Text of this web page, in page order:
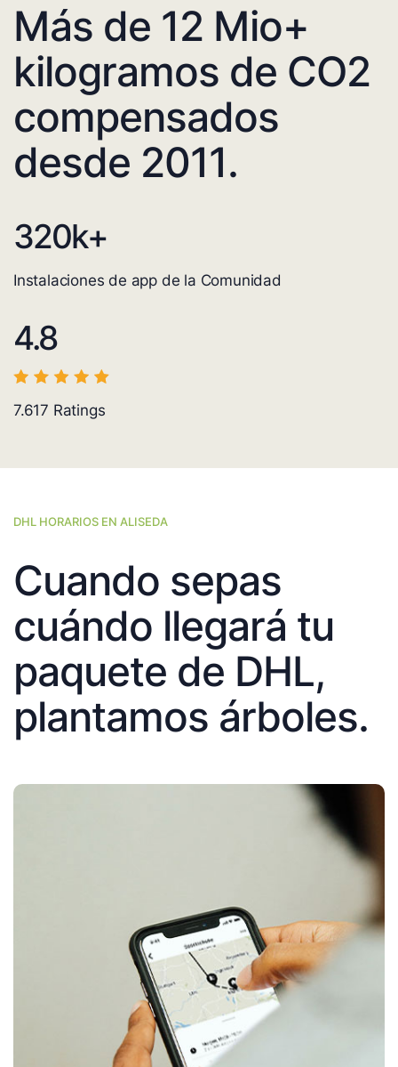
Más de 12 Mio+
kilogramos de CO2
compensados
desde 2011.
320k+
Instalaciones de app de la Comunidad
4.8
7.617 Ratings
DHL HORARIOS EN ALISEDA
Cuando sepas
cuándo llegará tu
paquete de DHL,
plantamos árboles.